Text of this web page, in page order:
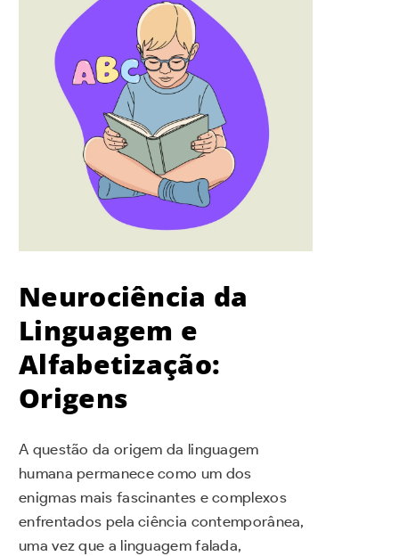
Neurociência da
Linguagem e
Alfabetização:
Origens
A questão da origem da linguagem
humana permanece como um dos
enigmas mais fascinantes e complexos
enfrentados pela ciência contemporânea,
uma vez que a linguagem falada,